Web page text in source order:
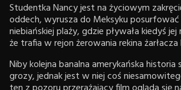
Studentka Nancy jest na życiowym
oddech, wyrusza do Meksyku posurfować
niebiańskiej plaży, gdzie pływała kiedyś
że trafia w rejon żerowania rekina żarłacza
Niby kolejna banalna amerykańska historia
grozy, jednak jest w niej coś